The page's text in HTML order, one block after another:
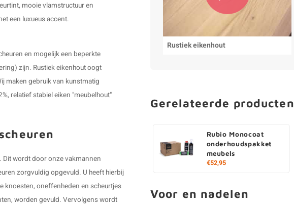
mooie vlamstructuur en
een luxueus accent.
en mogelijk een beperkte
zijn. Rustiek eikenhout oogt
maken gebruik van kunstmatig
relatief stabiel eiken "meubelhout"
Dit wordt door onze vakmannen
zorgvuldig opgevuld. U heeft hierbij
knoesten, oneffenheden en scheurtjes
worden gevuld. Vervolgens wordt
Rustiek eikenhout
Gerelateerde producten
Rubio Monocoat
onderhoudspakket
meubels
€52,95
Voor en nadelen